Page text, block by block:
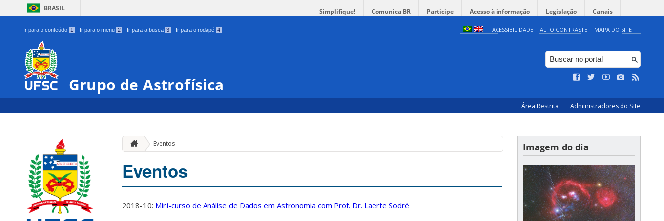
BRASIL Simplifique! Comunica BR Participe Acesso à informação Legislação Canais
Ir para o conteúdo 1 Ir para o menu 2 Ir para a busca 3 Ir para o rodapé 4 ACESSIBILIDADE ALTO CONTRASTE MAPA DO SITE
Grupo de Astrofísica
Área Restrita Administradores do Site
Eventos
Eventos
2018-10: Mini-curso de Análise de Dados em Astronomia com Prof. Dr. Laerte Sodré
Imagem do dia